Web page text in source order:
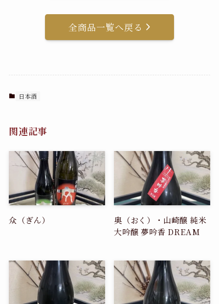
全商品一覧へ戻る
日本酒
関連記事
众（ぎん）
奥（おく）・山崎醸 純米
大吟醸 夢吟香 DREAM